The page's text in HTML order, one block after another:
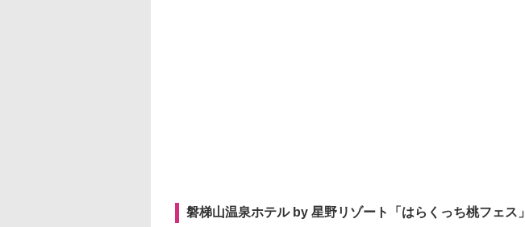
磐梯山温泉ホテル by 星野リゾート「はらくっち桃フェス」